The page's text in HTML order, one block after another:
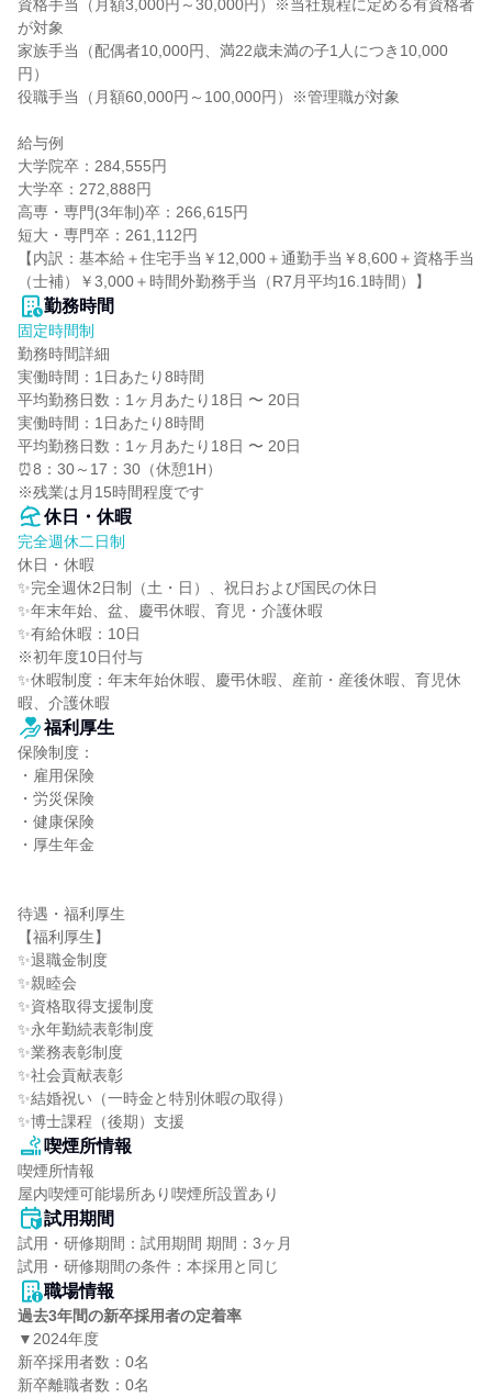
資格手当（月額3,000円～30,000円）※当社規程に定める有資格者
が対象
家族手当（配偶者10,000円、満22歳未満の子1人につき10,000
円）
役職手当（月額60,000円～100,000円）※管理職が対象
給与例
大学院卒：284,555円
大学卒：272,888円
高専・専門(3年制)卒：266,615円
短大・専門卒：261,112円
【内訳：基本給＋住宅手当￥12,000＋通勤手当￥8,600＋資格手当
（士補）￥3,000＋時間外勤務手当（R7月平均16.1時間）】
勤務時間
固定時間制
勤務時間詳細
実働時間：1日あたり8時間
平均勤務日数：1ヶ月あたり18日 〜 20日
実働時間：1日あたり8時間
平均勤務日数：1ヶ月あたり18日 〜 20日
⏰8：30～17：30（休憩1H）
※残業は月15時間程度です
休日・休暇
完全週休二日制
休日・休暇
✨完全週休2日制（土・日）、祝日および国民の休日
✨年末年始、盆、慶弔休暇、育児・介護休暇
✨有給休暇：10日
※初年度10日付与
✨休暇制度：年末年始休暇、慶弔休暇、産前・産後休暇、育児休
暇、介護休暇
福利厚生
保険制度：
・雇用保険
・労災保険
・健康保険
・厚生年金
待遇・福利厚生
【福利厚生】
✨退職金制度
✨親睦会
✨資格取得支援制度
✨永年勤続表彰制度
✨業務表彰制度
✨社会貢献表彰
✨結婚祝い（一時金と特別休暇の取得）
✨博士課程（後期）支援
喫煙所情報
喫煙所情報
屋内喫煙可能場所あり喫煙所設置あり
試用期間
試用・研修期間：試用期間 期間：3ヶ月
職場情報
過去3年間の新卒採用者の定着率
▼2024年度
新卒採用者数：0名
新卒離職者数：0名